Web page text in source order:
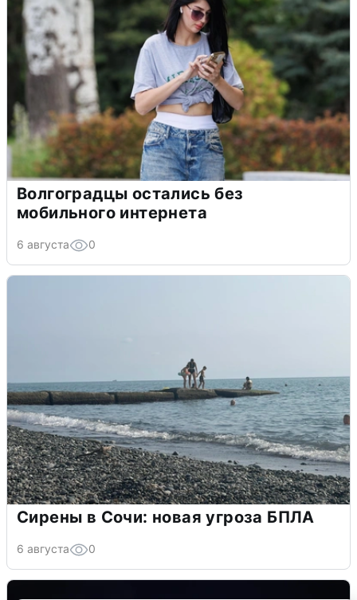
Волгоградцы остались без
мобильного интернета
6 августа 0
Сирены в Сочи: новая угроза БПЛА
6 августа 0